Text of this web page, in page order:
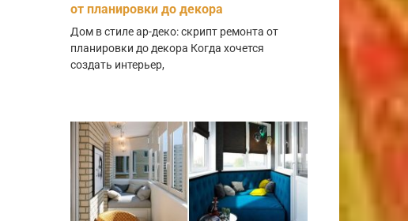
от планировки до декора
Дом в стиле ар-деко: скрипт ремонта от
планировки до декора Когда хочется
создать интерьер,